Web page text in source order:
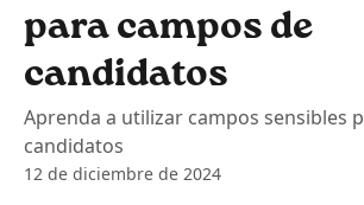
para campos de
candidatos
Aprenda a utilizar campos sensibles
candidatos
12 de diciembre de 2024